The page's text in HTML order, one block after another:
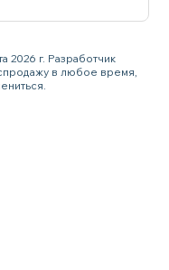
2026 г. Разработчик
в любое время,